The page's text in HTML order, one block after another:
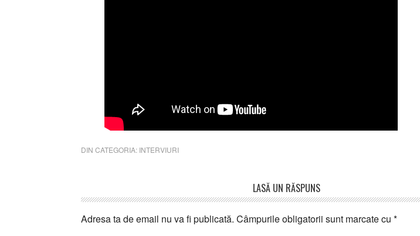
DIN CATEGORIA: INTERVIURI
Interactions
LASĂ UN RĂSPUNS
Adresa ta de email nu va fi publicată. Câmpurile obligatorii sunt marcate cu *